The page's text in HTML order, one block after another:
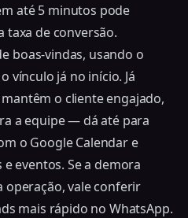
até 5 minutos pode
taxa de conversão.
boas-vindas, usando o
vínculo já no início. Já
o cliente engajado,
a equipe — dá até para
o Google Calendare
eventos. Se a demora
operação, vale conferir
mais rápido no WhatsApp.